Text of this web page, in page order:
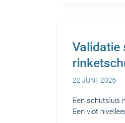
Validatie
22 JUNI, 2026
Een schutsluis
Een vlot